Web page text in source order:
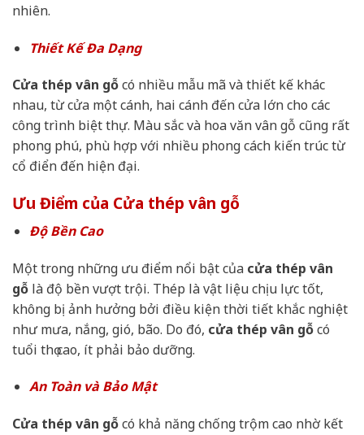
nhiên.
Thiết Kế Đa Dạng
Cửa thép vân gỗcó nhiều mẫu mã và thiết kế khác
nhau, từ cửa một cánh, hai cánh đến cửa lớn cho các
công trình biệt thự. Màu sắc và hoa văn vân gỗ cũng rất
phong phú, phù hợp với nhiều phong cách kiến trúc từ
cổ điển đến hiện đại.
Ưu Điểm của Cửa thép vân gỗ
Độ Bền Cao
Một trong những ưu điểm nổi bật của cửa thép vân
gỗ là độ bền vượt trội. Thép là vật liệu chịu lực tốt,
không bị ảnh hưởng bởi điều kiện thời tiết khắc nghiệt
như mưa, nắng, gió, bão. Do đó, cửa thép vân gỗcó
tuổi thọ cao, ít phải bảo dưỡng.
An Toàn và Bảo Mật
Cửa thép vân gỗcó khả năng chống trộm cao nhờ kết